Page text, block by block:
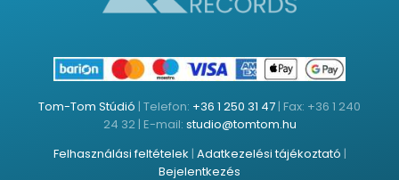
Tom-Tom Stúdió | Telefon: +36 1 250 31 47 | Fax: +36 1 240
24 32 | E-mail: studio@tomtom.hu
Felhasználási feltételek | Adatkezelési tájékoztató |
Bejelentkezés